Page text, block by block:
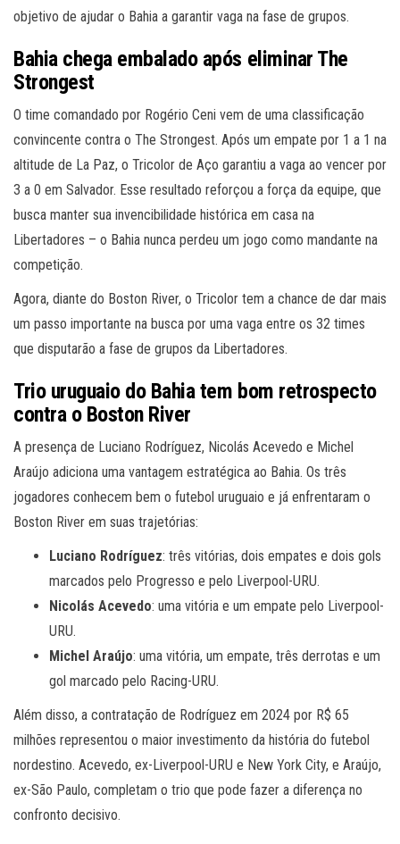
objetivo de ajudar o Bahia a garantir vaga na fase de grupos.
Bahia chega embalado após eliminar The
Strongest
O time comandado por Rogério Ceni vem de uma classificação
convincente contra o The Strongest. Após um empate por 1 a 1 na
altitude de La Paz, o Tricolor de Aço garantiu a vaga ao vencer por
3 a 0 em Salvador. Esse resultado reforçou a força da equipe, que
busca manter sua invencibilidade histórica em casa na
Libertadores – o Bahia nunca perdeu um jogo como mandante na
competição.
Agora, diante do Boston River, o Tricolor tem a chance de dar mais
um passo importante na busca por uma vaga entre os 32 times
que disputarão a fase de grupos da Libertadores.
Trio uruguaio do Bahia tem bom retrospecto
contra o Boston River
A presença de Luciano Rodríguez, Nicolás Acevedo e Michel
Araújo adiciona uma vantagem estratégica ao Bahia. Os três
jogadores conhecem bem o futebol uruguaio e já enfrentaram o
Boston River em suas trajetórias:
Luciano Rodríguez: três vitórias, dois empates e dois gols
marcados pelo Progresso e pelo Liverpool-URU.
Nicolás Acevedo: uma vitória e um empate pelo Liverpool-
URU.
Michel Araújo: uma vitória, um empate, três derrotas e um
gol marcado pelo Racing-URU.
Além disso, a contratação de Rodríguez em 2024 por R$ 65
milhões representou o maior investimento da história do futebol
nordestino. Acevedo, ex-Liverpool-URU e New York City, e Araújo,
ex-São Paulo, completam o trio que pode fazer a diferença no
confronto decisivo.